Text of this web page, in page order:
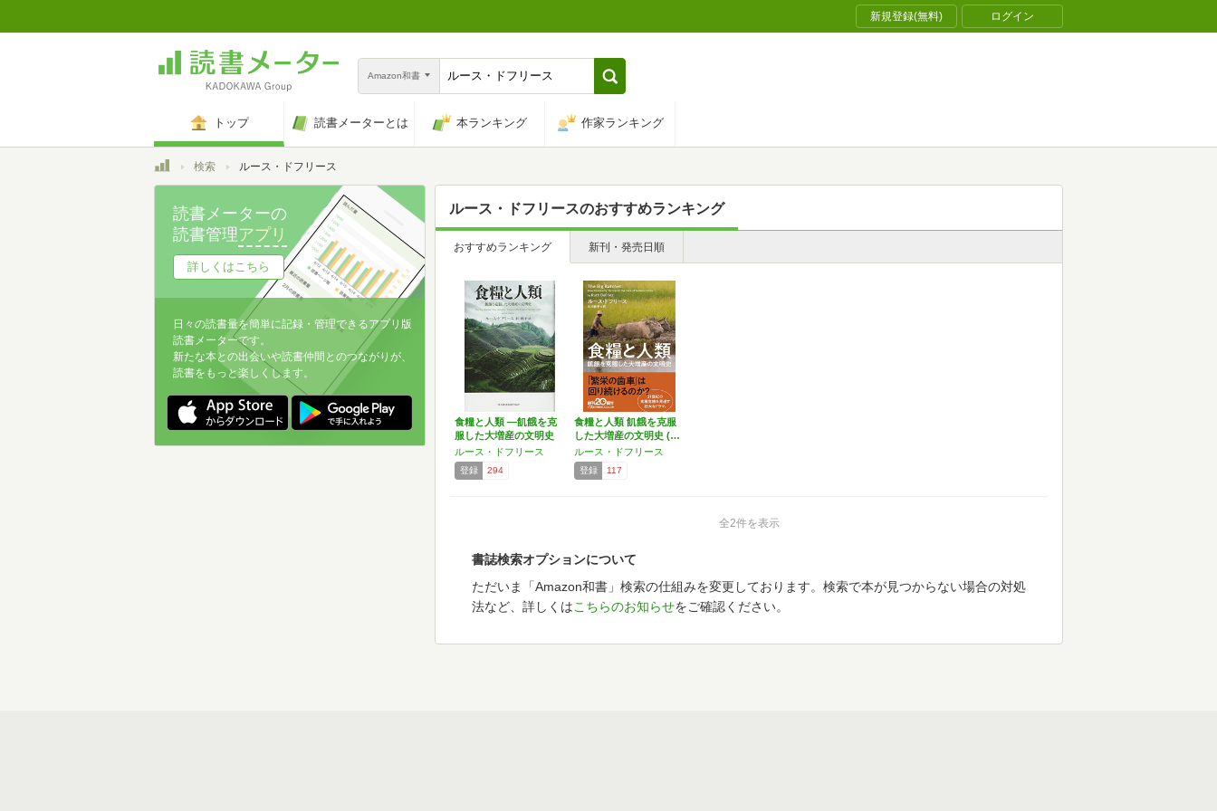
新規登録(無料) ログイン
Amazon和書
トップ 読書メーターとは 本ランキング 作家ランキング
トップ検索 ルース・ドフリース
ルース・ドフリースのおすすめランキング
おすすめランキング 新刊・発売日順
食糧と人類 ―飢餓を克
服した大増産の文明史
ルース・ドフリース
登録 294
食糧と人類 飢餓を克服
した大増産の文明史 (…
ルース・ドフリース
登録 117
全2件を表示
書誌検索オプションについて
ただいま「Amazon和書」検索の仕組みを変更しております。検索で本が見つからない場合の対処
法など、詳しくはこちらのお知らせをご確認ください。
読書メーターの
読書管理アプリ
詳しくはこちら
日々の読書量を簡単に記録・管理できるアプリ版
読書メーターです。
新たな本との出会いや読書仲間とのつながりが、
読書をもっと楽しくします。